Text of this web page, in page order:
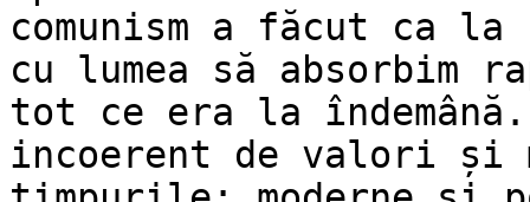
comunism a făcut ca la
cu lumea să absorbim
tot ce era la
incoerent de valori